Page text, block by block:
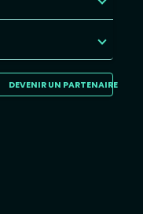
DEVENIR UN PARTENAIRE